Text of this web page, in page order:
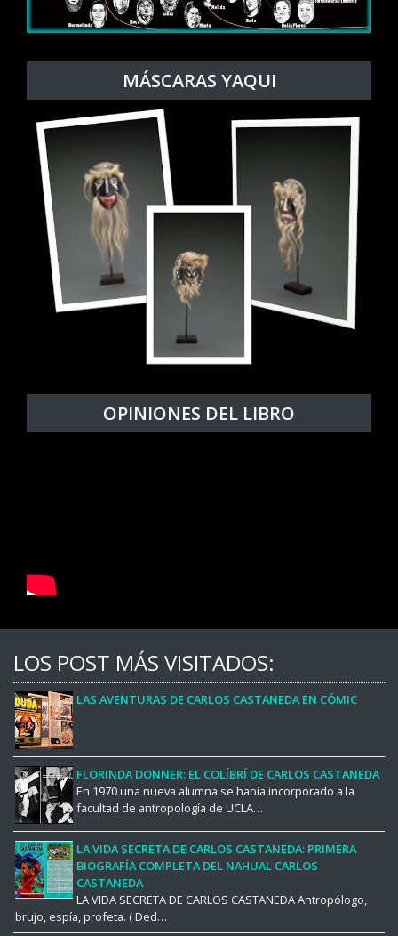
MÁSCARAS YAQUI
OPINIONES DEL LIBRO
LOS POST MÁS VISITADOS:
LAS AVENTURAS DE CARLOS CASTANEDA EN CÓMIC
FLORINDA DONNER: EL COLÍBRÍ DE CARLOS CASTANEDA
En 1970 una nueva alumna se había incorporado a la
facultad de antropología de UCLA…
LA VIDA SECRETA DE CARLOS CASTANEDA: PRIMERA
BIOGRAFÍA COMPLETA DEL NAHUAL CARLOS
CASTANEDA
LA VIDA SECRETA DE CARLOS CASTANEDA Antropólogo,
brujo, espía, profeta. ( Ded…